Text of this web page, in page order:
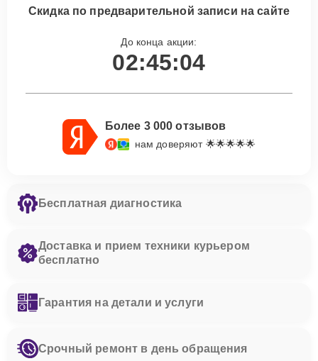
Скидка по предварительной записи на сайте
До конца акции:
02:45:02
Более 3 000 отзывов
нам доверяют 🌟🌟🌟🌟🌟
Бесплатная диагностика
Доставка и прием техники курьером
бесплатно
Гарантия на детали и услуги
Срочный ремонт в день обращения